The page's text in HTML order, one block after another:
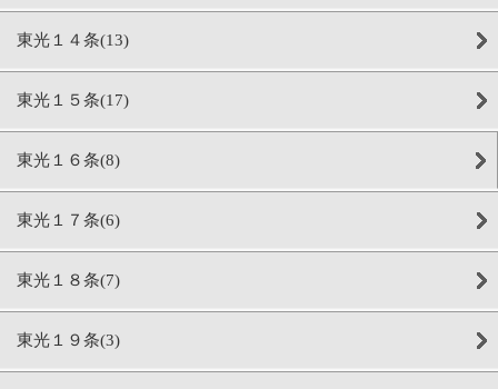
東光１４条(13)
東光１５条(17)
東光１６条(8)
東光１７条(6)
東光１８条(7)
東光１９条(3)